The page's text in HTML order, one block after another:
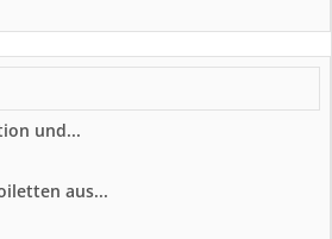
und...
aus...